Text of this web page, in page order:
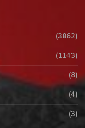
(3862)
(1143)
(8)
(4)
(3)